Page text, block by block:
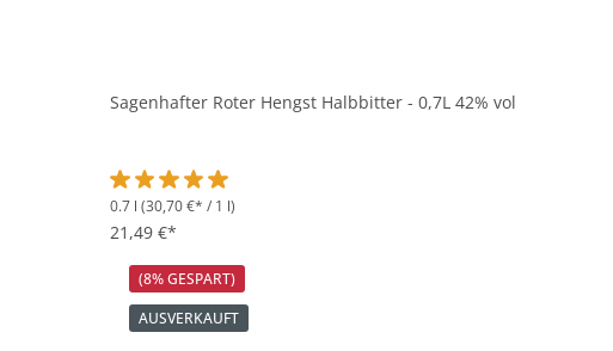
Sagenhafter Roter Hengst Halbbitter - 0,7L 42% vol
Durchschnittliche Bewertung von 5 von 5 Sternen
0.7 l (30,70 €* / 1 l)
21,49 €*
(8% GESPART)
AUSVERKAUFT